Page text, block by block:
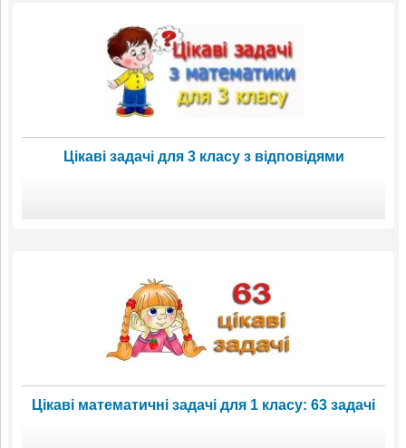
Цікаві задачі для 3 класу з відповідями
Цікаві математичні задачі для 1 класу: 63 задачі